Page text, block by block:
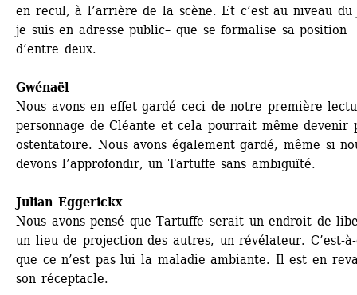
en recul, à l’arrière de la scène. Et c’est au niveau du
je suis en adresse public– que se formalise sa position
d’entre deux.
Gwénaël
Nous avons en effet gardé ceci de notre première
personnage de Cléante et cela pourrait même devenir
ostentatoire. Nous avons également gardé, même si
devons l’approfondir, un Tartuffe sans ambiguïté.
Julian Eggerickx
Nous avons pensé que Tartuffe serait un endroit de
un lieu de projection des autres, un révélateur. C’est-
que ce n’est pas lui la maladie ambiante. Il est en
son réceptacle.